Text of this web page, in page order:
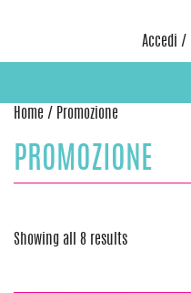
Accedi /
CAPPELLI INVERNALI DONNA
CAPPELLI INVERNALI BAMBINI
BORSE MARE E POCHETTES
Home / Promozione
PROMOZIONE
Showing all 8 results